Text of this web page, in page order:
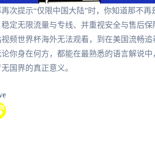
次提示“仅限中国大陆”时，你知道那不
定无限流量与专线、并重视安全与售后
频世界杯海外无法观看，到在美国流畅
你身在何方，都能在最熟悉的语言解说
国界的真正意义。